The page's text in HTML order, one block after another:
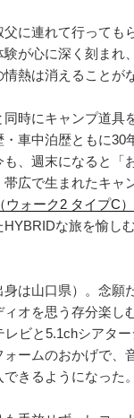
に連れて行っても
験が心に深く刻まれ
熱は消えることが
時にキャンプ道具
車中泊歴ともに30
、週末になると「
帯広で生まれたキャ
ウォーク2 タイプC）
HYBRIDな旅を愉し
は山口県）。念願
ィオを思う存分楽し
レビと5.1chシアタ
ームのおかげで、
きるようになった。